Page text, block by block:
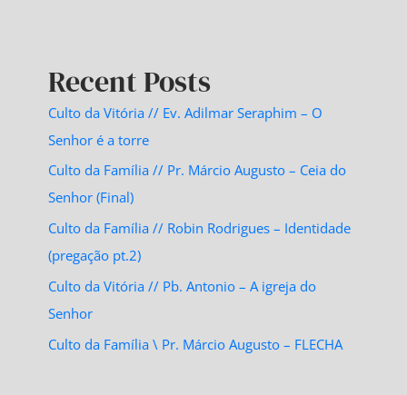
Recent Posts
Culto da Vitória // Ev. Adilmar Seraphim – O
Senhor é a torre
Culto da Família // Pr. Márcio Augusto – Ceia do
Senhor (Final)
Culto da Família // Robin Rodrigues – Identidade
(pregação pt.2)
Culto da Vitória // Pb. Antonio – A igreja do
Senhor
Culto da Família \ Pr. Márcio Augusto – FLECHA